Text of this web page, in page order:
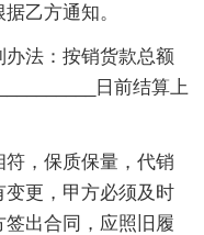
乙方通知。
法：按销货款总额
日前结算上
，保质保量，代销
更，甲方必须及时
出合同，应照旧履